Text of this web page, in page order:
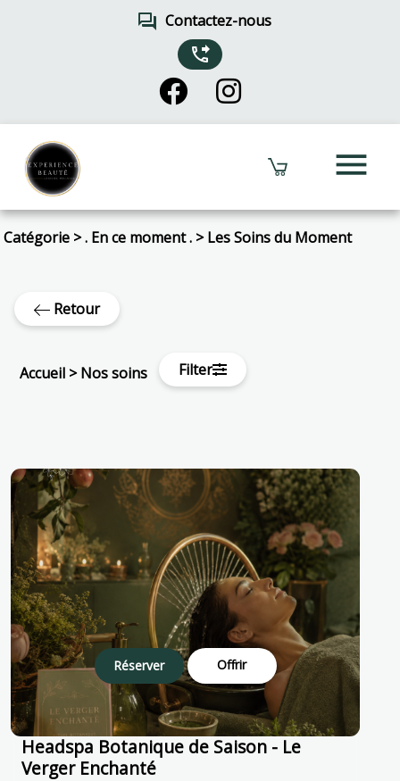
forum Contactez-nous
phone_forwarded
menu
Catégorie >. En ce moment . >Les Soins du Moment
Retour
Accueil >Nos soins Filter
Réserver Offrir
Headspa Botanique de Saison - Le
Verger Enchanté